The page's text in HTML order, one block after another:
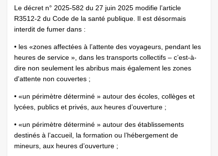
Le décret n° 2025-582 du 27 juin 2025 modifie l’article
R3512-2 du Code de la santé publique. Il est désormais
interdit de fumer dans :
• les «zones affectées à l’attente des voyageurs, pendant les
heures de service », dans les transports collectifs – c’est-à-
dire non seulement les abribus mais également les zones
d'attente non couvertes ;
• «un périmètre déterminé » autour des écoles, collèges et
lycées, publics et privés, aux heures d’ouverture ;
• «un périmètre déterminé » autour des établissements
destinés à l’accueil, la formation ou l’hébergement de
mineurs, aux heures d’ouverture ;